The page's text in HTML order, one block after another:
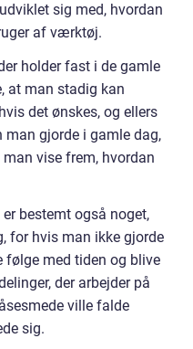
sig med, hvordan
af værktøj.
holder fast i de gamle
at man stadig kan
det ønskes, og ellers
gjorde i gamle dag,
vise frem, hvordan
bestemt også noget,
for hvis man ikke gjorde
følge med tiden og blive
der arbejder på
ville falde
sig.